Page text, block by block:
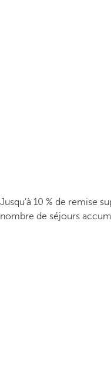
Jusqu’à 10 % de remise
nombre de séjours